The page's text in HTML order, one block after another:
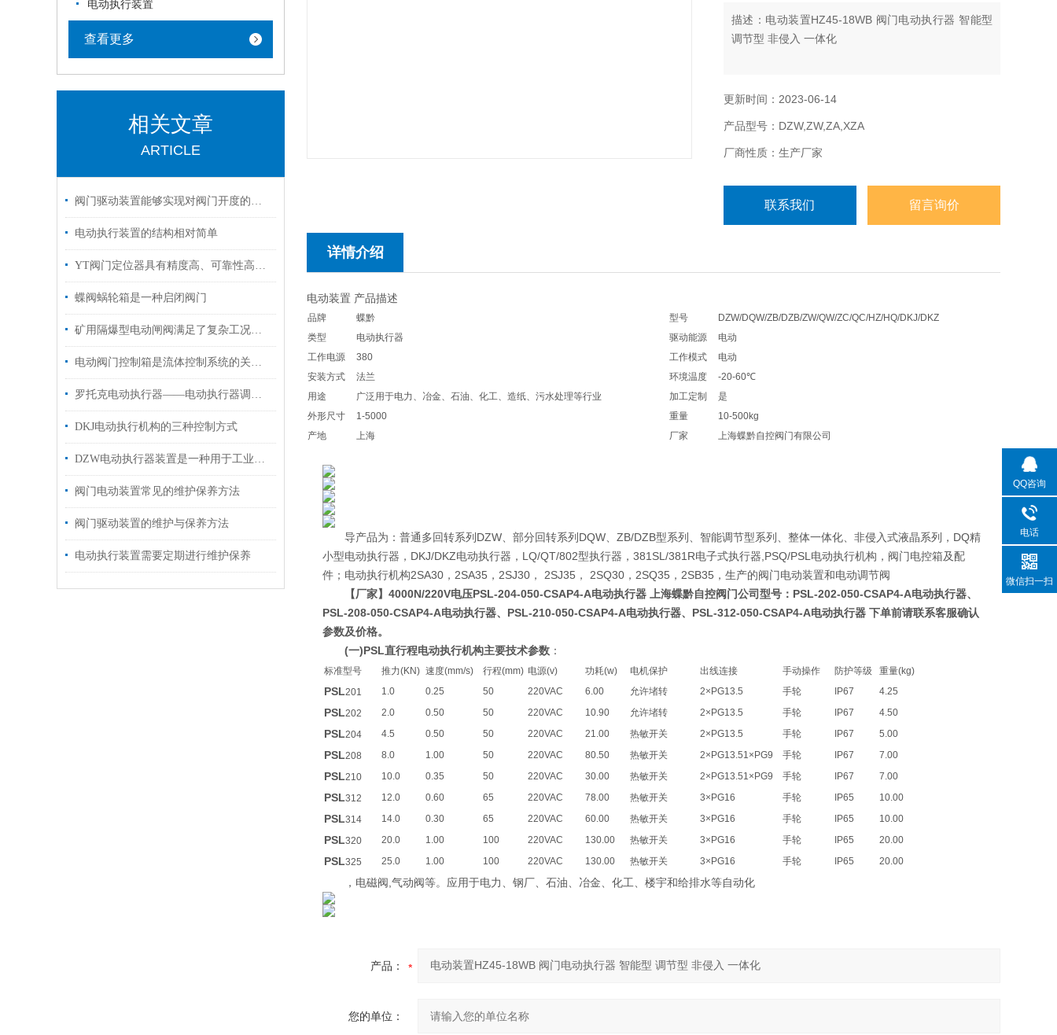
电动执行装置
查看更多
相关文章
ARTICLE
阀门驱动装置能够实现对阀门开度的准确控制
电动执行装置的结构相对简单
YT阀门定位器具有精度高、可靠性高等优点
蝶阀蜗轮箱是一种启闭阀门
矿用隔爆型电动闸阀满足了复杂工况下的多样化需求
电动阀门控制箱是流体控制系统的关键组件
罗托克电动执行器——电动执行器调试难点和故障分析
DKJ电动执行机构的三种控制方式
DZW电动执行器装置是一种用于工业自动化控制的设备
阀门电动装置常见的维护保养方法
阀门驱动装置的维护与保养方法
电动执行装置需要定期进行维护保养
描述：电动装置HZ45-18WB 阀门电动执行器 智能型
调节型 非侵入 一体化
更新时间：2023-06-14
产品型号：DZW,ZW,ZA,XZA
厂商性质：生产厂家
联系我们 留言询价
详情介绍
电动装置 产品描述
品牌 蝶黔 型号
DZW/DQW/ZB/DZB/ZW/QW/ZC/QC/HZ/HQ/DKJ/DKZ
类型
电动执行器 驱动能源
电动
工作电源
380 工作模式
电动
安装方式
法兰 环境温度
-20-60℃
用途
广泛用于电力、冶金、石油、化工、造纸、污水处理等行业 加工定制
是
外形尺寸
1-5000 重量
10-500kg
产地
上海 厂家 上海蝶黔自控阀门有限公司
导产品为：普通多回转系列DZW、部分回转系列DQW、ZB/DZB型系列、智能调节型系列、整体一体化、非侵入式液晶系列，DQ精
小型电动执行器，DKJ/DKZ电动执行器，LQ/QT/802型执行器，381SL/381R电子式执行器,PSQ/PSL电动执行机构，阀门电控箱及配
件；电动执行机构2SA30，2SA35，2SJ30， 2SJ35， 2SQ30，2SQ35，2SB35，生产的阀门电动装置和电动调节阀
【厂家】4000N/220V电压PSL-204-050-CSAP4-A电动执行器 上海蝶黔自控阀门公司型号： PSL-202-050-CSAP4-A电动执行器、
PSL-208-050-CSAP4-A电动执行器、 PSL-210-050-CSAP4-A电动执行器、 PSL-312-050-CSAP4-A电动执行器 下单前请联系客服确认
参数及价格。
(一)PSL直行程电动执行机构主要技术参数 ：
标准型号 推力(KN) 速度(mm/s) 行程(mm) 电源(v) 功耗(w) 电机保护 出线连接 手动操作 防护等级 重量(kg)
PSL201 1.0 0.25 50 220VAC 6.00 允许堵转 2×PG13.5 手轮 IP67 4.25
PSL202 2.0 0.50 50 220VAC 10.90 允许堵转 2×PG13.5 手轮 IP67 4.50
PSL204 4.5 0.50 50 220VAC 21.00 热敏开关 2×PG13.5 手轮 IP67 5.00
PSL208 8.0 1.00 50 220VAC 80.50 热敏开关 2×PG13.51×PG9 手轮 IP67 7.00
PSL210 10.0 0.35 50 220VAC 30.00 热敏开关 2×PG13.51×PG9 手轮 IP67 7.00
PSL312 12.0 0.60 65 220VAC 78.00 热敏开关 3×PG16 手轮 IP65 10.00
PSL314 14.0 0.30 65 220VAC 60.00 热敏开关 3×PG16 手轮 IP65 10.00
PSL320 20.0 1.00 100 220VAC 130.00 热敏开关 3×PG16 手轮 IP65 20.00
PSL325 25.0 1.00 100 220VAC 130.00 热敏开关 3×PG16 手轮 IP65 20.00
，电磁阀,气动阀等。应用于电力、钢厂、石油、冶金、化工、楼宇和给排水等自动化
产品：
您的单位：
QQ咨询
电话
微信扫一扫